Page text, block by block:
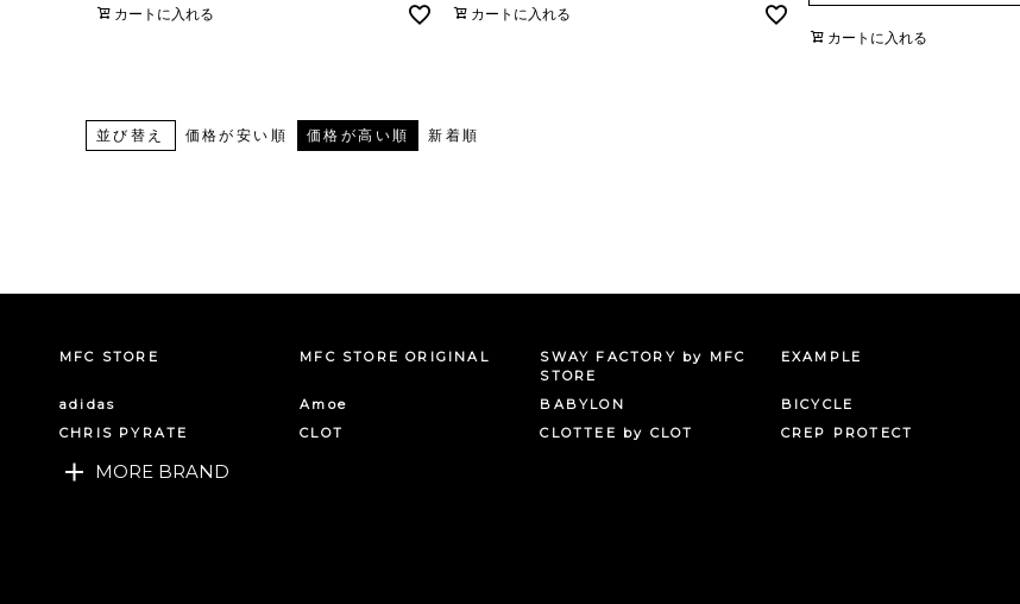
カートに入れる
カートに入れる
カートに入れる
並び替え 価格が安い順 価格が高い順 新着順
MFC STORE MFC STORE ORIGINAL
SWAY FACTORY by MFC
STORE
EXAMPLE
adidas Amoe BABYLON BICYCLE
CHRIS PYRATE
CLOT CLOTTEE by CLOT CREP PROTECT
MORE BRAND